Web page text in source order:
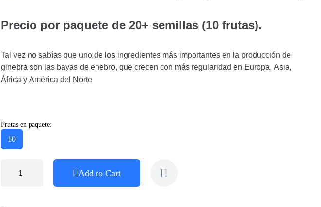
Precio por paquete de 20+ semillas (10 frutas).
Tal vez no sabías que uno de los ingredientes más importantes en la producción de
ginebra son las bayas de enebro, que crecen con más regularidad en Europa, Asia,
África y América del Norte
Frutas en paquete:
10
Add to Cart